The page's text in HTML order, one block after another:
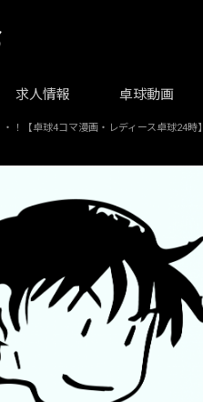
求人情報 卓球動画
！【卓球4コマ漫画・レディース卓球24時】